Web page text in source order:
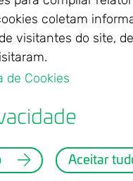
coletam
visitantes do site,
de Cookies
Aceitar